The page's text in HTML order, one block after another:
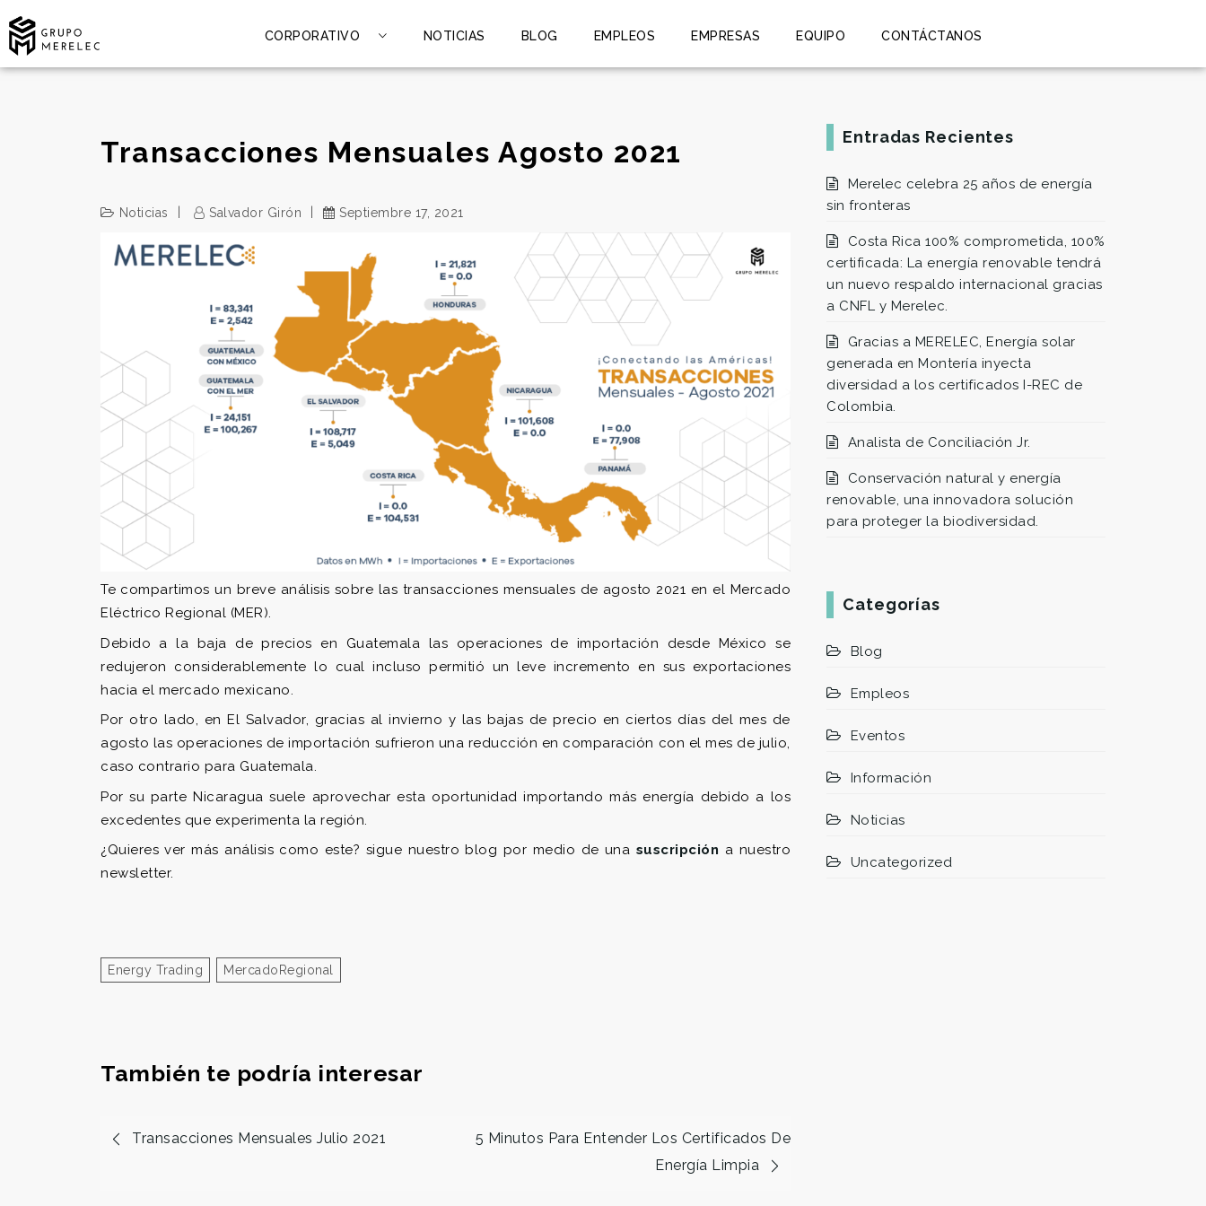
CORPORATIVO NOTICIAS BLOG EMPLEOS EMPRESAS EQUIPO CONTÁCTANOS
Transacciones Mensuales Agosto 2021
Noticias Salvador Girón Septiembre 17, 2021
Te compartimos un breve análisis sobre las transacciones mensuales de agosto 2021 en el Mercado
Eléctrico Regional (MER).
Debido a la baja de precios en Guatemala las operaciones de importación desde México se
redujeron considerablemente lo cual incluso permitió un leve incremento en sus exportaciones
hacia el mercado mexicano.
Por otro lado, en El Salvador, gracias al invierno y las bajas de precio en ciertos días del mes de
agosto las operaciones de importación sufrieron una reducción en comparación con el mes de julio,
caso contrario para Guatemala.
Por su parte Nicaragua suele aprovechar esta oportunidad importando más energía debido a los
excedentes que experimenta la región.
¿Quieres ver más análisis como este? sigue nuestro blog por medio de una suscripción a nuestro
newsletter.
Energy Trading MercadoRegional
También te podría interesar
Transacciones Mensuales Julio 2021
5 Minutos Para Entender Los Certificados De
Energía Limpia
Entradas Recientes
Merelec celebra 25 años de energía
sin fronteras
Costa Rica 100% comprometida, 100%
certificada: La energía renovable tendrá
un nuevo respaldo internacional gracias
a CNFL y Merelec.
Gracias a MERELEC, Energía solar
generada en Montería inyecta
diversidad a los certificados I-REC de
Colombia.
Analista de Conciliación Jr.
Conservación natural y energía
renovable, una innovadora solución
para proteger la biodiversidad.
Categorías
Blog
Empleos
Eventos
Información
Noticias
Uncategorized